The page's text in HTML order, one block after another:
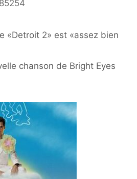
«Detroit 2» est «assez bien
chanson de Bright Eyes